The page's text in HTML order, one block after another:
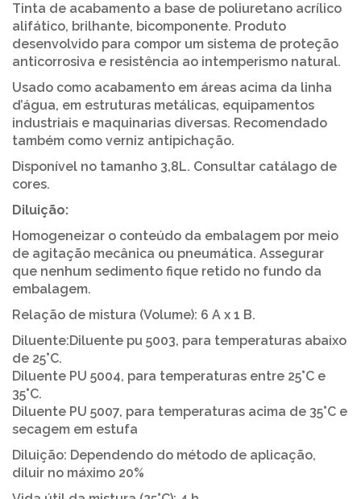
Tinta de acabamento a base de poliuretano acrílico
alifático, brilhante, bicomponente. Produto
desenvolvido para compor um sistema de proteção
anticorrosiva e resistência ao intemperismo natural.
Usado como acabamento em áreas acima da linha
d’água, em estruturas metálicas, equipamentos
industriais e maquinarias diversas. Recomendado
também como verniz antipichação.
Disponível no tamanho 3,8L. Consultar catálago de
cores.
Diluição:
Homogeneizar o conteúdo da embalagem por meio
de agitação mecânica ou pneumática. Assegurar
que nenhum sedimento fique retido no fundo da
embalagem.
Relação de mistura (Volume): 6 A x 1 B.
Diluente:Diluente pu 5003, para temperaturas abaixo
de 25°C.
Diluente PU 5004, para temperaturas entre 25°C e
35°C.
Diluente PU 5007, para temperaturas acima de 35°C e
secagem em estufa
Diluição: Dependendo do método de aplicação,
diluir no máximo 20%